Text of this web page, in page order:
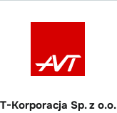
Korporacja Sp. z o.o.